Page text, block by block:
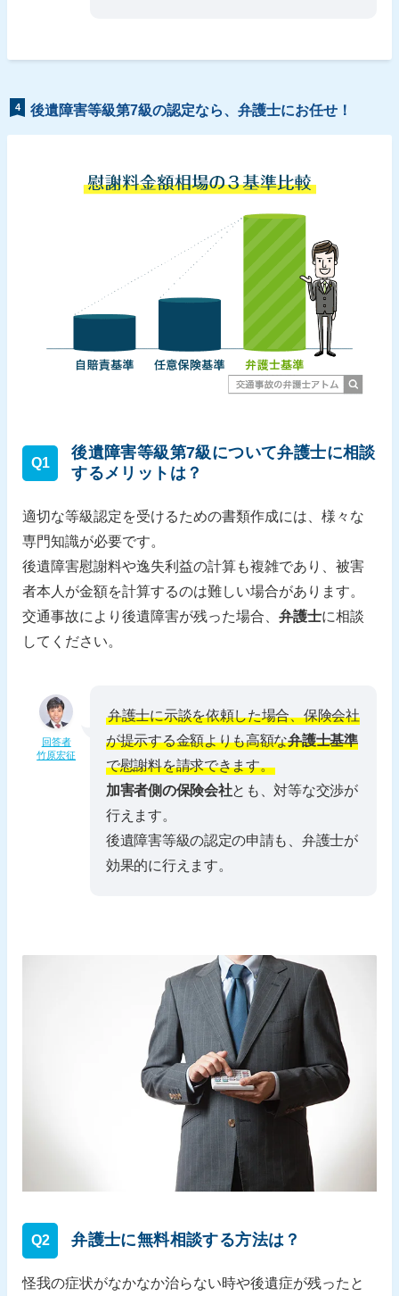
4 後遺障害等級第7級の認定なら、弁護士にお任せ！
Q1
後遺障害等級第7級について弁護士に相談
するメリットは？
適切な等級認定を受けるための書類作成には、様々な
専門知識が必要です。
後遺障害慰謝料や逸失利益の計算も複雑であり、被害
者本人が金額を計算するのは難しい場合があります。
交通事故により後遺障害が残った場合、弁護士に相談
してください。
回答者
竹原宏征
弁護士に示談を依頼した場合、保険会社
が提示する金額よりも高額な弁護士基準
で慰謝料を請求できます。
加害者側の保険会社とも、対等な交渉が
行えます。
後遺障害等級の認定の申請も、弁護士が
効果的に行えます。
Q2 弁護士に無料相談する方法は？
怪我の症状がなかなか治らない時や後遺症が残ったと